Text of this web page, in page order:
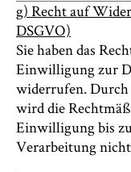
g) Recht auf
DSGVO)
Sie haben das
Einwilligung zur
widerrufen.
wird die
Einwilligung bis
Verarbeitung